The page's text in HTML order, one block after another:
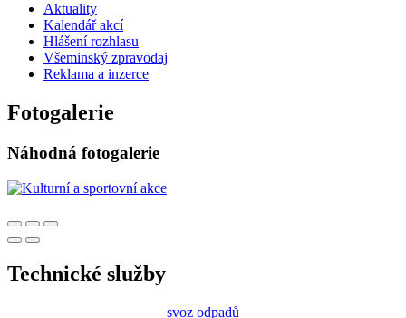
Aktuality
Kalendář akcí
Hlášení rozhlasu
Všeminský zpravodaj
Reklama a inzerce
Fotogalerie
Náhodná fotogalerie
Technické služby
svoz odpadů